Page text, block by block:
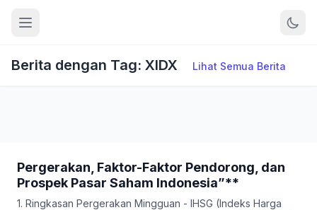
Berita dengan Tag: XIDX Lihat Semua Berita
Pergerakan, Faktor-Faktor Pendorong, dan
Prospek Pasar Saham Indonesia”**
1. Ringkasan Pergerakan Mingguan - IHSG (Indeks Harga